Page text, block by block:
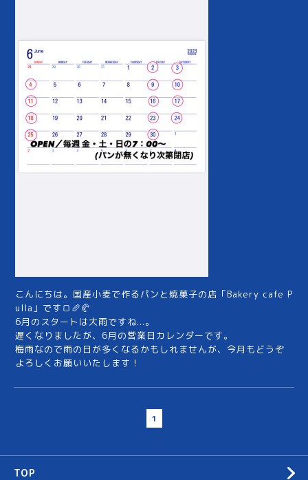
こんにちは。国産小麦で作るパンと焼菓子の店「Bakery cafe P
ulla」です🍞🥖🥐
6月のスタートは大雨ですね...。
遅くなりましたが、6月の営業日カレンダーです。
梅雨なので雨の日が多くなるかもしれませんが、今月もどうぞ
よろしくお願いいたします！
1
TOP